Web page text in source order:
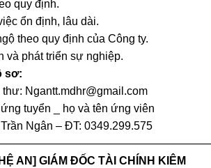
quy định.
ổn định, lâu dài.
theo quy định của Công ty.
và phát triển sự nghiệp.
sơ:
Ngantt.mdhr@gmail.com
tuyển _ họ và tên ứng viên
Ngân – ĐT: 0349.299.575
AN] GIÁM ĐỐC TÀI CHÍNH KIÊM